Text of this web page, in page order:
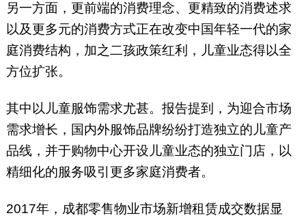
另一方面，更前端的消费理念、更精致的消费述求
以及更多元的消费方式正在改变中国年轻一代的家
庭消费结构，加之二孩政策红利，儿童业态得以全
方位扩张。
其中以儿童服饰需求尤甚。报告提到，为迎合市场
需求增长，国内外服饰品牌纷纷打造独立的儿童产
品线，并于购物中心开设儿童业态的独立门店，以
精细化的服务吸引更多家庭消费者。
2017年，成都零售物业市场新增租赁成交数据显